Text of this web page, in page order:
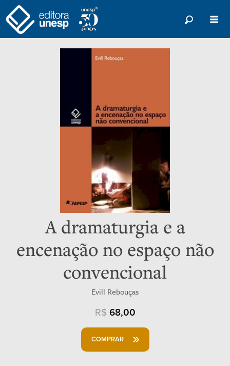
A dramaturgia e a
encenação no espaço não
convencional
Evill Rebouças
R$ 68,00
COMPRAR